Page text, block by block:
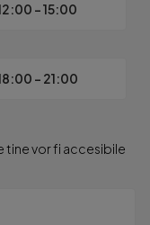
- 15:00
- 21:00
vor fi accesibile